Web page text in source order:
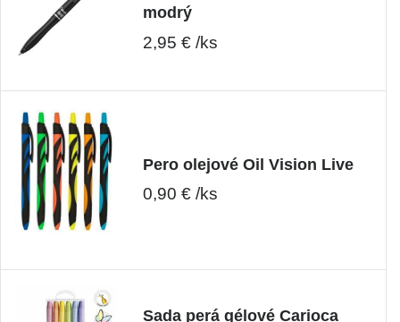
modrý
2,95 € /ks
Pero olejové Oil Vision Live
0,90 € /ks
Sada perá gélové Carioca